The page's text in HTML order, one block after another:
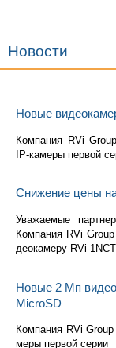
Новости
Новые
Ком­па­ния RVi
IP-ка­ме­ры пер­вой
Снижение цены
Ува­жа­е­мые
Ком­па­ния RVi
део­ка­ме­ру RVi-
Новые 2 Мп
MicroSD
Ком­па­ния RVi
ме­ры пер­вой серии